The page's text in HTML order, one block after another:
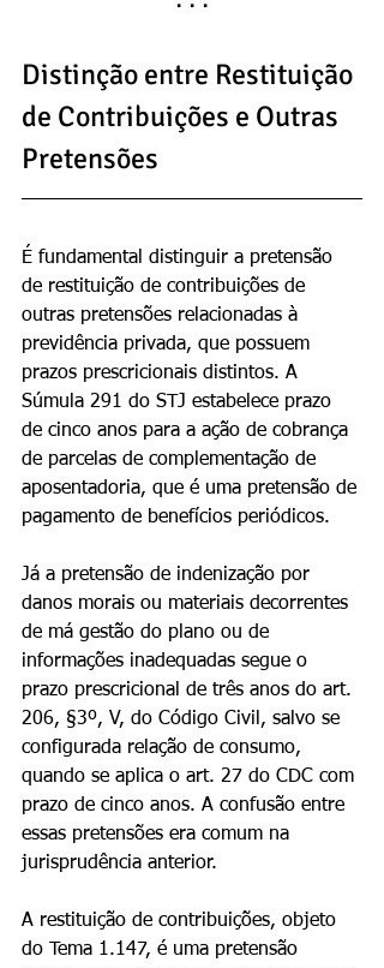
· · ·
Distinção entre Restituição
de Contribuições e Outras
Pretensões
É fundamental distinguir a pretensão
de restituição de contribuições de
outras pretensões relacionadas à
previdência privada, que possuem
prazos prescricionais distintos. A
Súmula 291 do STJ estabelece prazo
de cinco anos para a ação de cobrança
de parcelas de complementação de
aposentadoria, que é uma pretensão de
pagamento de benefícios periódicos.
Já a pretensão de indenização por
danos morais ou materiais decorrentes
de má gestão do plano ou de
informações inadequadas segue o
prazo prescricional de três anos do art.
206, §3º, V, do Código Civil, salvo se
configurada relação de consumo,
quando se aplica o art. 27 do CDC com
prazo de cinco anos. A confusão entre
essas pretensões era comum na
jurisprudência anterior.
A restituição de contribuições, objeto
do Tema 1.147, é uma pretensão